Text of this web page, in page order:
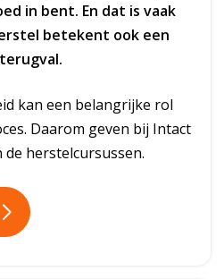
in bent. En dat is vaak
betekent ook een
kan een belangrijke rol
Daarom geven bij Intact
herstelcursussen.